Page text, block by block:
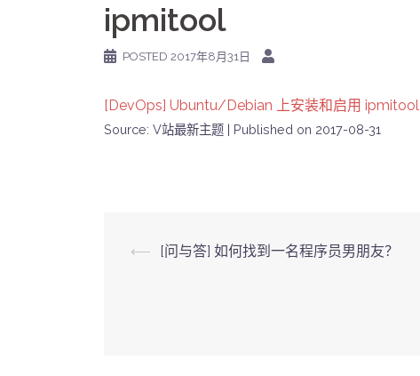
ipmitool
POSTED 2017年8月31日
[DevOps] Ubuntu/Debian 上安装和启用 ipmitool
Source: V站最新主题 Published on 2017-08-31
Post
⟵ [问与答] 如何找到一名程序员男朋友？